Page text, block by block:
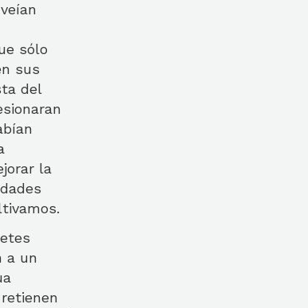
sólo
sus
del
la
a un